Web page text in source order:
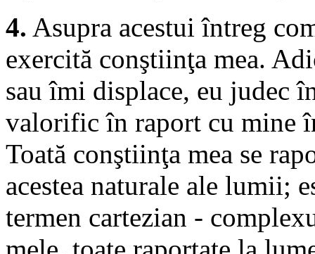
4. Asupra acestui întreg
exercită conştiinţa mea.
sau îmi displace, eu judec
valorific în raport cu mine
Toată conştiinţa mea se
acestea naturale ale lumii;
termen cartezian -